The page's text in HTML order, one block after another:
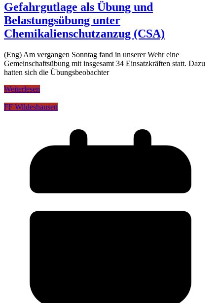
Gefahrgutlage als Übung und
Belastungsübung unter
Chemikalienschutzanzug (CSA)
(Eng) Am vergangen Sonntag fand in unserer Wehr eine
Gemeinschaftsübung mit insgesamt 34 Einsatzkräften statt. Dazu
hatten sich die Übungsbeobachter
Weiterlesen
FF Wildeshausen